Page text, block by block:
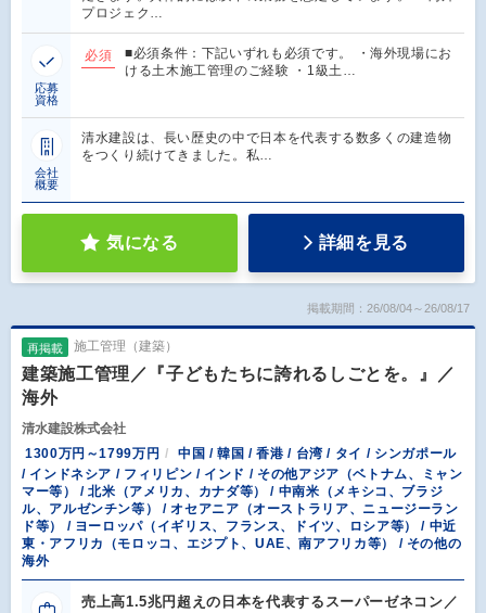
プロジェク…
応募
資格
必須
■必須条件：下記いずれも必須です。 ・海外現場にお
ける土木施工管理のご経験 ・1級土…
会社
概要
清水建設は、長い歴史の中で日本を代表する数多くの建造物
をつくり続けてきました。私…
気になる 詳細を見る
掲載期間：26/08/04～26/08/17
再掲載 施工管理（建築）
建築施工管理／『子どもたちに誇れるしごとを。』／
海外
清水建設株式会社
1300万円～1799万円
中国 / 韓国 / 香港 / 台湾 / タイ / シンガポール
/ インドネシア / フィリピン / インド / その他アジア（ベトナム、ミャン
マー等） / 北米（アメリカ、カナダ等） / 中南米（メキシコ、ブラジ
ル、アルゼンチン等） / オセアニア（オーストラリア、ニュージーラン
ド等） / ヨーロッパ（イギリス、フランス、ドイツ、ロシア等） / 中近
東・アフリカ（モロッコ、エジプト、UAE、南アフリカ等） / その他の
海外
売上高1.5兆円超えの日本を代表するスーパーゼネコン／